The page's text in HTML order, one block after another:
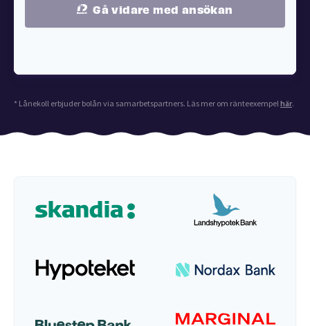
Gå vidare med ansökan
* Lånekoll erbjuder bolån via samarbetspartners. Läs mer om ränteexempelhär.